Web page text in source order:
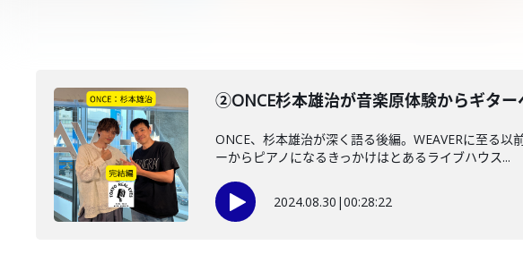
②ONCE杉本雄治が音楽原体験からギタ
ONCE、杉本雄治が深く語る後編。WEAVERに至る
ーからピアノになるきっかけはとあるライブハウス...
2024.08.30 |00:28:22